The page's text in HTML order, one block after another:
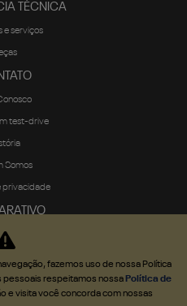
TÉCNICA
e serviços
test-drive
Somos
privacidade
® Direitos Reservados.
fazemos uso de nossa Política
respeitamos nossa Política de
e visita você concorda com nossas